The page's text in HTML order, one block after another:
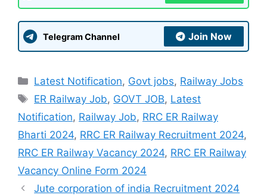
Telegram Channel Join Now
Categories
Latest Notification, Govt jobs, Railway Jobs
Tags
ER Railway Job, GOVT JOB, Latest
Notification, Railway Job, RRC ER Railway
Bharti 2024, RRC ER Railway Recruitment 2024,
RRC ER Railway Vacancy 2024, RRC ER Railway
Vacancy Online Form 2024
Jute corporation of india Recruitment 2024